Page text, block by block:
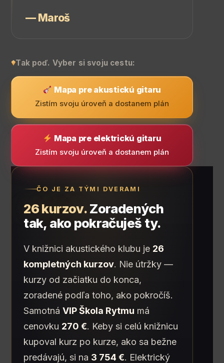
— Maroš
Tak poď. Vyber si svoju cestu:
Mapa pre akustickú gitaru
Zistím svoju úroveň a dostanem plán
Mapa pre elektrickú gitaru
Zistím svoju úroveň a dostanem plán
ČO JE ZA TÝMI DVERAMI
26 kurzov.Zoradených
tak, ako pokračuješ ty.
V knižnici akustického klubu je 26
kompletných kurzov. Nie útržky —
kurzy od začiatku do konca,
zoradené podľa toho, ako pokročíš.
SamotnáVIP Škola Rytmu má
cenovku 270 €. Keby si celú knižnicu
kupoval kurz po kurze, ako sa bežne
predávajú, si na 3 754 €. Elektrický